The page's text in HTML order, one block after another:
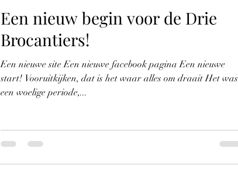
Een nieuw begin voor de Drie
Brocantiers!
Een nieuwe site Een nieuwe facebook pagina Een nieuwe
start! Vooruitkijken, dat is het waar alles om draait Het was
een woelige periode,...